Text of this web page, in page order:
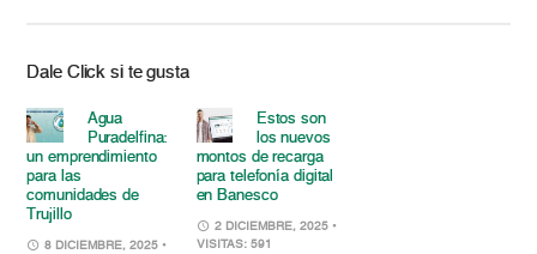
Dale Click si te gusta
Agua
Puradelfina:
un emprendimiento
para las
comunidades de
Trujillo
8 DICIEMBRE, 2025 •
Estos son
los nuevos
montos de recarga
para telefonía digital
en Banesco
2 DICIEMBRE, 2025 •
VISITAS: 591